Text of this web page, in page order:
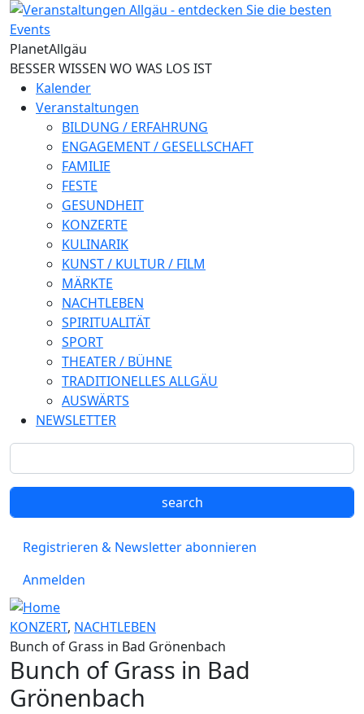
Direkt zum Inhalt
PlanetAllgäu
BESSER WISSEN WO WAS LOS IST
Kalender
Veranstaltungen
BILDUNG / ERFAHRUNG
ENGAGEMENT / GESELLSCHAFT
FAMILIE
FESTE
GESUNDHEIT
KONZERTE
KULINARIK
KUNST / KULTUR / FILM
MÄRKTE
NACHTLEBEN
SPIRITUALITÄT
SPORT
THEATER / BÜHNE
TRADITIONELLES ALLGÄU
AUSWÄRTS
NEWSLETTER
Registrieren & Newsletter abonnieren
Anmelden
KONZERT, NACHTLEBEN
Bunch of Grass in Bad Grönenbach
Bunch of Grass in Bad
Grönenbach